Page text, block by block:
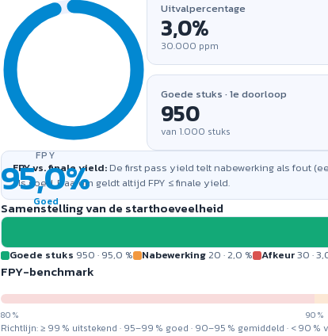
Afkeur + nabewerking ( ) overschrijden de gestarte
Klaar om te
Voer links een gestarte
pass yield,
FPY
Goed
Uitvalpercentage
30.000 ppm
Goede stuks · 1e doorloop
van 1.000 stuks
FPY vs. finale yield: De first pass yield telt nabewerking als fout
als goed. Daarom geldt altijd FPY ≤ finale yield.
Samenstelling van de starthoeveelheid
Goede stuks 950 · 95,0 % Nabewerking20 ·2,0 % Afkeur30 ·
FPY-benchmark
80 % 90 %
Richtlijn: ≥ 99 % uitstekend · 95–99 % goed · 90–95 % gemiddeld · < 90